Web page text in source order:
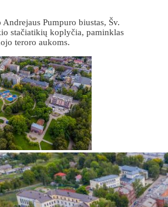
Pumpuro biustas, Šv.
stačiatikių koplyčia, paminklas
teroro aukoms.